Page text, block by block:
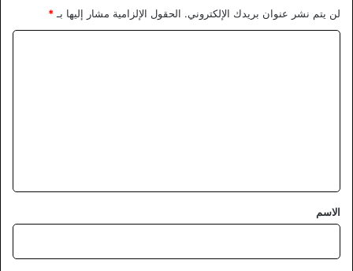
لن يتم نشر عنوان بريدك الإلكتروني. الحقول الإلزامية مشار إليها بـ *
*
الاسم